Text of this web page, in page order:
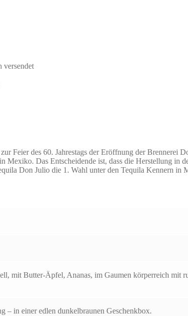
versendet
Feier des 60. Jahrestags der Eröffnung der Brennerei
Mexiko. Das Entscheidende ist, dass die Herstellung in
Don Julio die 1. Wahl unter den Tequila Kennern in
mit Butter-Äpfel, Ananas, im Gaumen körperreich mit
– in einer edlen dunkelbraunen Geschenkbox.